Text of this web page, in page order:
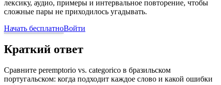
лексику, аудио, примеры и интервальное повторение, чтобы
сложные пары не приходилось угадывать.
Начать бесплатноВойти
Краткий ответ
Сравните peremptorio vs. categorico в бразильском
португальском: когда подходит каждое слово и какой ошибки